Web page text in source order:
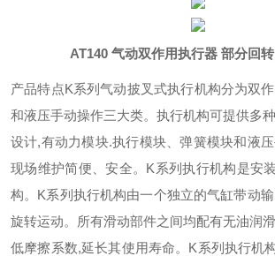
AT140 气动双作用执行器 部分回
产品特点K系列气动披叉式执行机构分为双
和液压手动操作三大类。执行机构可提供多
设计,有动力模块.执行模块、弹簧模块和液
现场维护简便、安全。K系列执行机构是安
构。K系列执行机构由一个独立的气缸带动
旋转运动。所有滑动部件之间均配有无油润
低摩擦系数,延长其使用寿命。K系列执行机